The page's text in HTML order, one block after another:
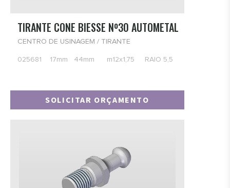
Centro de Usinagem
- SAPATAS PARA VIDRO
- VENTOSAS
- HOMAG
TIRANTE CONE BIESSE Nº30 AUTOMETAL
CENTRO DE USINAGEM / TIRANTE
025681 17mm 44mm m12x1,75 RAIO 5,5
SOLICITAR ORÇAMENTO